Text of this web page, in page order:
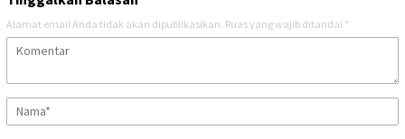
Alamat email Anda tidak akan dipublikasikan. Ruas yang wajib ditandai *